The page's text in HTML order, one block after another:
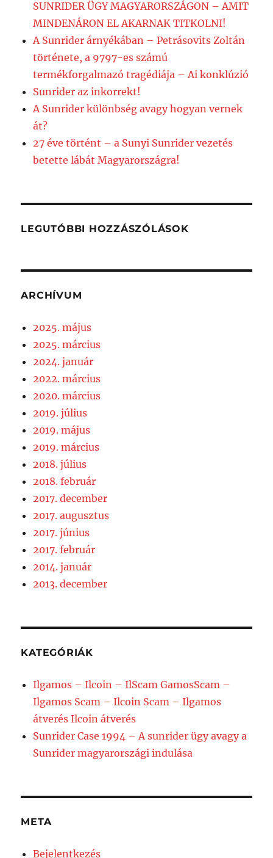
SUNRIDER ÜGY MAGYARORSZÁGON – AMIT
MINDENÁRON EL AKARNAK TITKOLNI!
A Sunrider árnyékában – Petrásovits Zoltán
története, a 9797-es számú
termékforgalmazó tragédiája – Ai konklúzió
Sunrider az inkorrekt!
A Sunrider különbség avagy hogyan vernek
át?
27 éve történt – a Sunyi Sunrider vezetés
betette lábát Magyarországra!
LEGUTÓBBI HOZZÁSZÓLÁSOK
ARCHÍVUM
2025. május
2025. március
2024. január
2022. március
2020. március
2019. július
2019. május
2019. március
2018. július
2018. február
2017. december
2017. augusztus
2017. június
2017. február
2014. január
2013. december
KATEGÓRIÁK
Ilgamos – Ilcoin – IlScam GamosScam –
Ilgamos Scam – Ilcoin Scam – Ilgamos
átverés Ilcoin átverés
Sunrider Case 1994 – A sunrider ügy avagy a
Sunrider magyarországi indulása
META
Bejelentkezés